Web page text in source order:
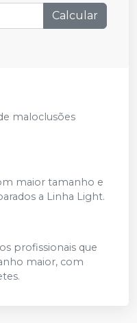
Calcular
maloclusões
maior tamanho e
a Linha Light.
profissionais que
maior, com